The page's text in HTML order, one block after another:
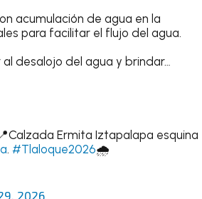
acumulación de agua en la
para facilitar el flujo del agua.
desalojo del agua y brindar…
Ermita Iztapalapa esquina
. #Tlaloque2026🌧️
2026